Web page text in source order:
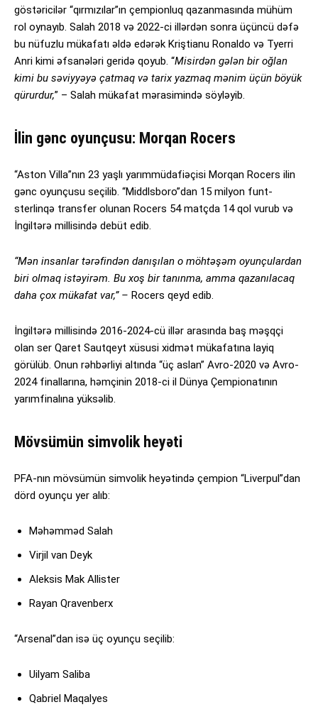
göstəricilər “qırmızılar”ın çempionluq qazanmasında mühüm
rol oynayıb. Salah 2018 və 2022-ci illərdən sonra üçüncü dəfə
bu nüfuzlu mükafatı əldə edərək Kriştianu Ronaldo və Tyerri
Anri kimi əfsanələri geridə qoyub. “Misirdən gələn bir oğlan
kimi bu səviyyəyə çatmaq və tarix yazmaq mənim üçün böyük
qürurdur,” – Salah mükafat mərasimində söyləyib.
İlin gənc oyunçusu: Morqan Rocers
“Aston Villa”nın 23 yaşlı yarımmüdafiəçisi Morqan Rocers ilin
gənc oyunçusu seçilib. “Middlsboro”dan 15 milyon funt-
sterlinqə transfer olunan Rocers 54 matçda 14 qol vurub və
İngiltərə millisində debüt edib.
“Mən insanlar tərəfindən danışılan o möhtəşəm oyunçulardan
biri olmaq istəyirəm. Bu xoş bir tanınma, amma qazanılacaq
daha çox mükafat var,” – Rocers qeyd edib.
İngiltərə millisində 2016-2024-cü illər arasında baş məşqçi
olan ser Qaret Sautqeyt xüsusi xidmət mükafatına layiq
görülüb. Onun rəhbərliyi altında “üç aslan” Avro-2020 və Avro-
2024 finallarına, həmçinin 2018-ci il Dünya Çempionatının
yarımfinalına yüksəlib.
Mövsümün simvolik heyəti
PFA-nın mövsümün simvolik heyətində çempion “Liverpul”dan
dörd oyunçu yer alıb:
Məhəmməd Salah
Virjil van Deyk
Aleksis Mak Allister
Rayan Qravenberx
“Arsenal”dan isə üç oyunçu seçilib:
Uilyam Saliba
Qabriel Maqalyes